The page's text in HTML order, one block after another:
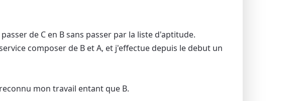
de C en B sans passer par la liste d'aptitude.
composer de B et A, et j'effectue depuis le debut un
mon travail entant que B.